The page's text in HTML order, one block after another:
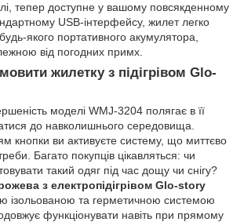
тепер доступне у вашому повсякденному
USB-інтерфейсу, жилет легко
якого портативного акумулятора,
від погодних примх.
жилетку з підігрівом Glo-
моделі WMJ-3204 полягає в її
до навколишнього середовища.
кнопки ви активуєте систему, що миттєво
Багато покупців цікавляться: чи
такий одяг під час дощу чи снігу?
з електропідігрівом Glo-story
ізольованою та герметичною системою
функціонувати навіть при прямому